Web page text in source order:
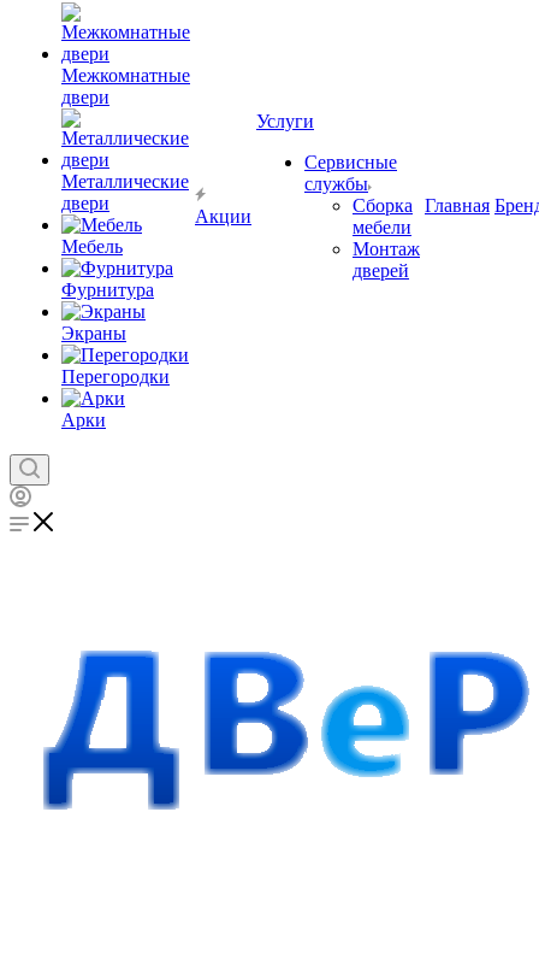
Межкомнатные
двери
Металлические
двери
Мебель
Фурнитура
Экраны
Перегородки
Арки
Акции
Услуги
Сервисные
службы
Сборка
мебели
Монтаж
дверей
Главная